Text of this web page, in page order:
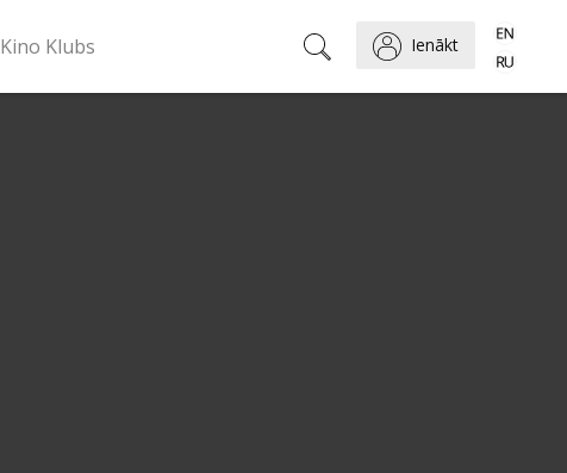
Kino Klubs Ienākt